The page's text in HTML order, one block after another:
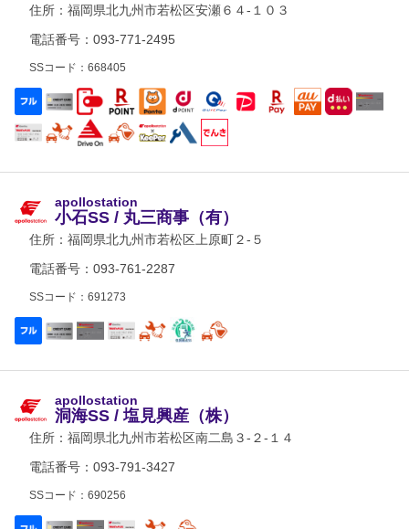
住所： 福岡県北九州市若松区安瀬６４-１０３
電話番号：093-771-2495
SSコード：668405
apollostation
小石SS / 丸三商事（有）
住所： 福岡県北九州市若松区上原町２-５
電話番号：093-761-2287
SSコード：691273
apollostation
洞海SS / 塩見興産（株）
住所： 福岡県北九州市若松区南二島３-２-１４
電話番号：093-791-3427
SSコード：690256